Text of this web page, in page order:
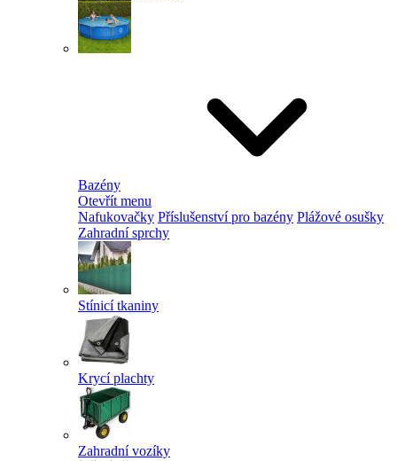
Bazény
Otevřít menu
Nafukovačky Příslušenství pro bazény Plážové osušky
Zahradní sprchy
Stínicí tkaniny
Krycí plachty
Zahradní vozíky